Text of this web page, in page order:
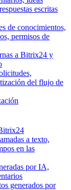
escritas
de conocimientos,
permisos de
a Bitrix24 y
del flujo de
a texto,
en las
por IA,
generados por